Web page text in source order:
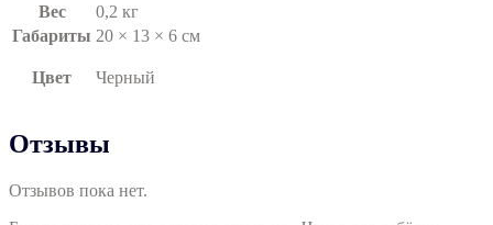
Вес
0,2 кг
Габариты 20 × 13 × 6 см
Цвет Черный
Отзывы
Отзывов пока нет.